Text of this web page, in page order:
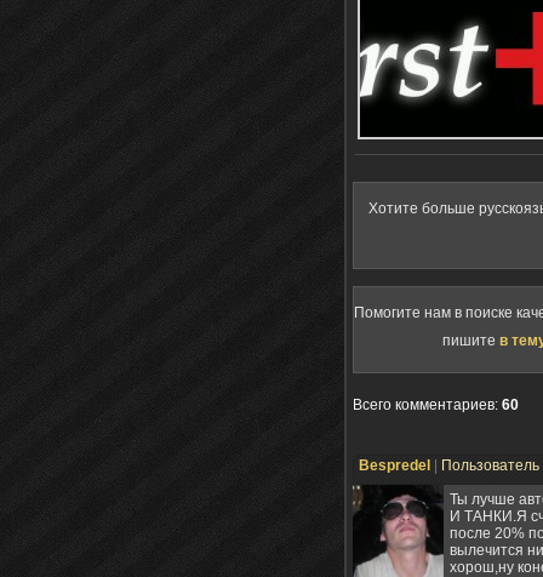
Хотите больше
Помогите нам в поиске
пишите в
Всего комментариев: 60
Bespredel
Пользователь
Ты лучше
И ТАНКИ.Я
после 20%
вылечится
хорош,ну